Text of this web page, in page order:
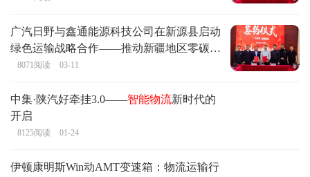
广汽日野与鑫通能源科技公司在新源县启动
绿色运输战略合作——推动新疆地区零碳经
济发展
8071阅读 03-11
中集·陕汽好牵挂3.0——智能物流新时代的
开启
8125阅读 01-24
伊顿康明斯Win动AMT变速箱：物流运输行